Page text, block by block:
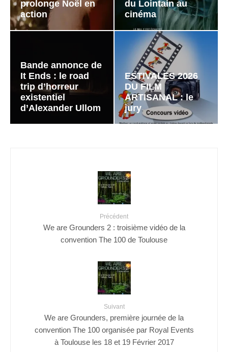
prolonge Noël en
action
du Lointain au
cinéma
Bande annonce de
It Ends : le road
trip d’horreur
existentiel
d’Alexander Ullom
ESTIVALES 2026
DU FILM
ARTISANAL : le
jury
Précédent
We are Grounders 2 : troisième vidéo de la
convention The 100 de Toulouse
Suivant
We are Grounders, première journée de la
convention The 100 organisée par Royal Events
à Toulouse les 18 et 19 Février 2017